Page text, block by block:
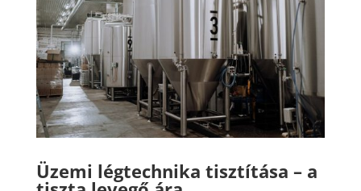
Üzemi légtechnika tisztítása – a